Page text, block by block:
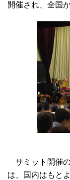
開催され、全国
サミット開催
は、国内はもと